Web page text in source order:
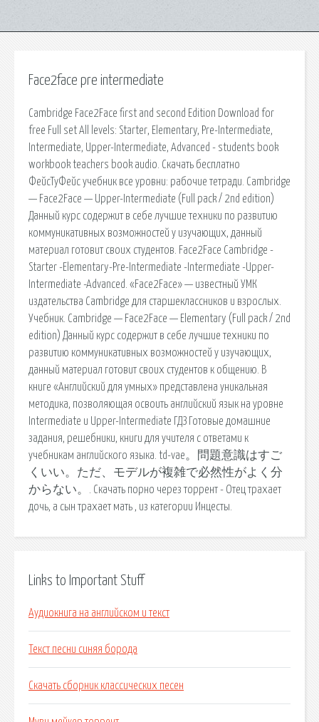
Face2face pre intermediate
Cambridge Face2Face first and second Edition Download for
free Full set All levels: Starter, Elementary, Pre-Intermediate,
Intermediate, Upper-Intermediate, Advanced - students book
workbook teachers book audio. Скачать бесплатно
ФейсТуФейс учебник все уровни: рабочие тетради. Сambridgе
— Face2Face — Upper-Intermediate (Full pack / 2nd edition)
Данный курс содержит в себе лучшие техники по развитию
коммуникативных возможностей у изучающих, данный
материал готовит своих студентов. Face2Face Cambridge -
Starter -Elementary-Pre-Intermediate -Intermediate -Upper-
Intermediate -Advanced. «Face2Face» — известный УМК
издательства Cambridge для старшеклассников и взрослых.
Учебник. Сambridgе — Face2Face — Elementary (Full pack / 2nd
edition) Данный курс содержит в себе лучшие техники по
развитию коммуникативных возможностей у изучающих,
данный материал готовит своих студентов к общению. В
книге «Английский для умных» представлена уникальная
методика, позволяющая освоить английский язык на уровне
Intermediate и Upper-Intermediate ГДЗ Готовые домашние
задания, решебники, книги для учителя с ответами к
учебникам английского языка. td-vae。問題意識はすご
くいい。ただ、モデルが複雑で必然性がよく分
からない。. Скачать порно через торрент - Отец трахает
дочь, а сын трахает мать , из категории Инцесты.
Links to Important Stuff
Аудиокнига на английском и текст
Текст песни синяя борода
Скачать сборник классических песен